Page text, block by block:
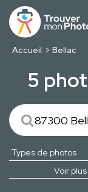
Accueil Bellac
5
Voir plus